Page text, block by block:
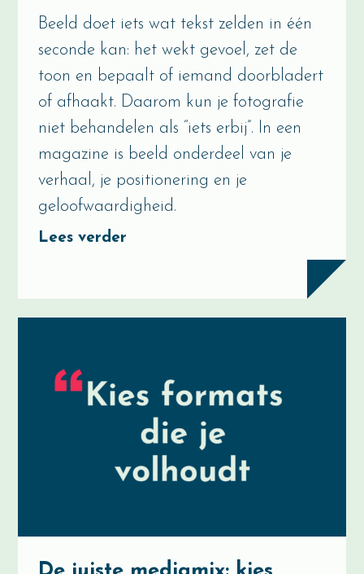
Beeld doet iets wat tekst zelden in één
seconde kan: het wekt gevoel, zet de
toon en bepaalt of iemand doorbladert
of afhaakt. Daarom kun je fotografie
niet behandelen als “iets erbij”. In een
magazine is beeld onderdeel van je
verhaal, je positionering en je
geloofwaardigheid.
Lees verder